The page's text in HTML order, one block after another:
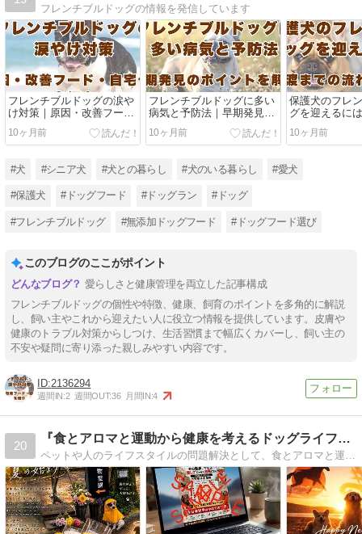
フレンチブルドッグの情報を発信しています
フレンチブルドッグの涙や
け対策｜原因・改善フー
ド・自宅ケアを紹介
10ヶ月前
フレンチブルドッグに多い
病気と予防法｜早期発見の
ポイントを解説
10ヶ月前
保護犬のフレ
グを迎えるに
の流れと心の
10ヶ月前
#犬 #シニア犬 #犬との暮らし #犬のいる暮らし #愛犬
#保護犬 #ドッグフード #ドッグラン #ドッグ
#フレンチブルドッグ #無添加ドッグフード #ドッグフード選び
このブログのここがポイント
愛らしさと健康管理を両立した記事構成
フレンチブルドッグの個性や特徴、健康、飼育のポイントを多角的に解説
し、飼い主やこれから迎えたい人に役立つ情報を提供しています。皮膚や
健康のトラブル対策からしつけ、生活習慣まで幅広くカバーし、飼い主の
不安や疑問に寄り添った親しみやすい内容です。
2136294
週間IN:2 週間OUT:36 月間IN:4
20
『食とアロマと運動から健康を考えるドッグライフスタイリスト…
ペットや人のライフスタイルの問題解決として、食とアロマと運動から心身の健康、そして経済的な健康に取り組み、ペットや人が豊かなライフスタイルを実現できるサポート…